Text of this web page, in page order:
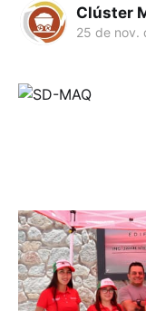
Clúster
25 de nov.